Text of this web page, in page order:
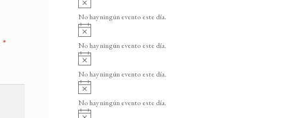
*
o
v
i
o
No hay ningún evento este día.
A
v
i
o
No hay ningún evento este día.
A
v
i
o
No hay ningún evento este día.
v
i
No hay ningún evento este día.